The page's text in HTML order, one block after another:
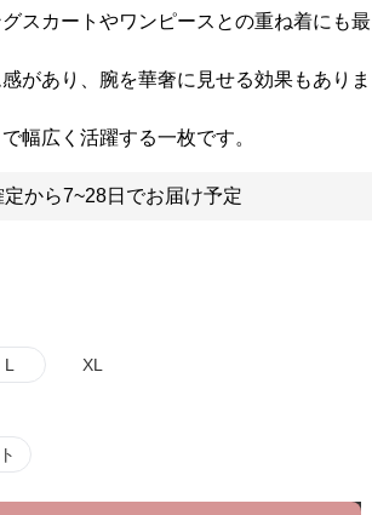
スカートやワンピースとの重ね着にも最
があり、腕を華奢に見せる効果もありま
幅広く活躍する一枚です。
定から7~28日でお届け予定
L XL